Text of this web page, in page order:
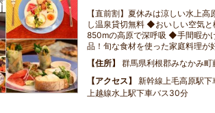
【直前割】夏休みは涼しい水上
し温泉貸切無料 ◆おいしい空気
850mの高原で深呼吸 ◆手間暇か
品！旬な食材を使った家庭料理が
住所
群馬県利根郡みなかみ町
アクセス
新幹線上毛高原駅
上越線水上駅下車バス30分